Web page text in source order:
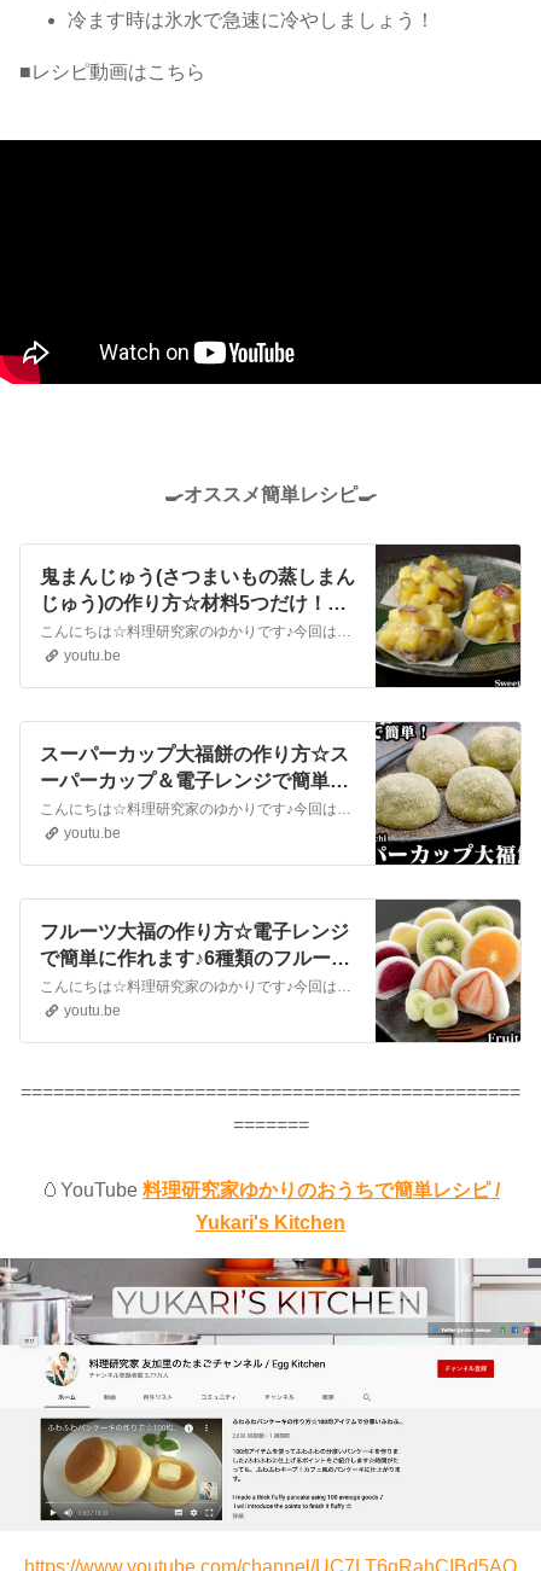
冷ます時は氷水で急速に冷やしましょう！
■レシピ動画はこちら
🍳オススメ簡単レシピ🍳
鬼まんじゅう(さつまいもの蒸しまん
じゅう)の作り方☆材料5つだけ！フ
ライパンで簡単♪和菓子を手軽に作
れる方法をご紹介☆-How to make
Sweet Potato Bun-【料理研究家ゆ
こんにちは☆料理研究家のゆかりです♪今回は、鬼まんじゅう(さつまいもの蒸しまんじゅう)を作りました☆材料は5つだけ！フライパンで簡単に作れます☆フライパンを蒸し器変わりにする方法や和菓子を手軽に作れるコツをご紹介します☆とても簡単なので、ぜひ作ってみてください。Hello☆I'm Yukari, a culina...
youtu.be
スーパーカップ大福餅の作り方☆ス
ーパーカップ＆電子レンジで簡単！
モチモチ大福☆おうちで簡単和菓子
おやつです♪-How to make Daifuku
Mochi-【料理研究家ゆかり】
こんにちは☆料理研究家のゆかりです♪今回は、スーパーカップ大福餅を作りました☆スーパーカップの抹茶味を使った簡単レシピ♪電子レンジで簡単に作れます☆モチモチ食感がやみつきになる和菓子おやつレシピです。とても美味しいので、ぜひ作ってみてください♪Hello ☆ I'm a culinary expert ♪This...
youtu.be
フルーツ大福の作り方☆電子レンジ
で簡単に作れます♪6種類のフルーツ
を丸ごと入れたジューシーな大福で
す☆-How to make Fruit Daifuku-
【料理研究家ゆかり】
こんにちは☆料理研究家のゆかりです♪今回は、フルーツ大福を作りました♪お餅は白玉粉を使い、電子レンジで簡単に作れます。フルーツの種類は、いちご・みかん・キウイ・パイナップル・マスカット・ドラゴンフルーツの6種類です☆丸ごとジューシーな果実と大福の相性が最高に美味しいです♪包み方のコツやフルーツの切り方もご紹介しま...
youtu.be
==============================================
=======
🥚YouTube 料理研究家ゆかりのおうちで簡単レシピ /
Yukari's Kitchen
https://www.youtube.com/channel/UC7LT6gRahCIBd5AO